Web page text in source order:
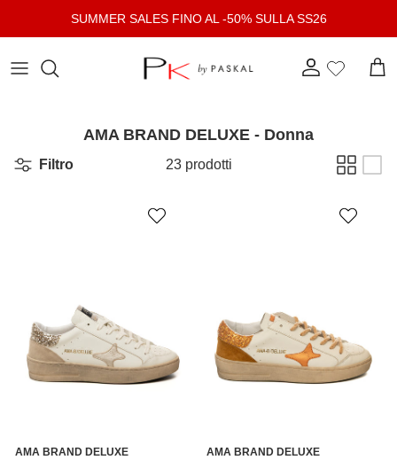
SUMMER SALES FINO AL -50% SULLA SS26
Account
AMA BRAND DELUXE - Donna
Filtro 23 prodotti
AMA BRAND DELUXE AMA BRAND DELUXE